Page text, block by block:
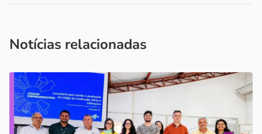
Notícias relacionadas